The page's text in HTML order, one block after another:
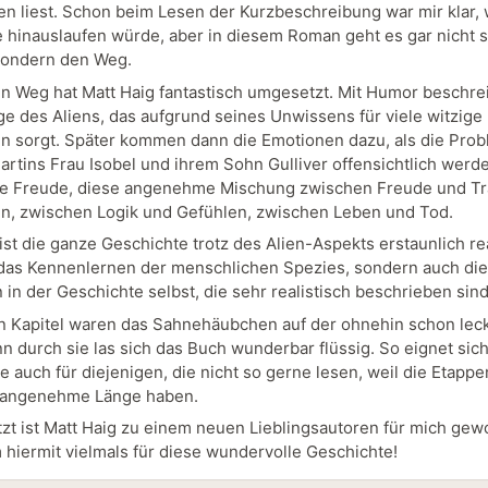
liest. Schon beim Lesen der Kurzbeschreibung war mir klar,
hinauslaufen würde, aber in diesem Roman geht es gar nicht
den Weg.
Weg hat Matt Haig fantastisch umgesetzt. Mit Humor
des Aliens, das aufgrund seines Unwissens für viele witzige
sorgt. Später kommen dann die Emotionen dazu, als die
Frau Isobel und ihrem Sohn Gulliver offensichtlich
Freude, diese angenehme Mischung zwischen Freude und
zwischen Logik und Gefühlen, zwischen Leben und Tod.
die ganze Geschichte trotz des Alien-Aspekts erstaunlich
Kennenlernen der menschlichen Spezies, sondern auch die
in der Geschichte selbst, die sehr realistisch beschrieben
Kapitel waren das Sahnehäubchen auf der ohnehin schon
durch sie las sich das Buch wunderbar flüssig. So eignet
auch für diejenigen, die nicht so gerne lesen, weil die
Länge haben.
ist Matt Haig zu einem neuen Lieblingsautoren für mich
hiermit vielmals für diese wundervolle Geschichte!